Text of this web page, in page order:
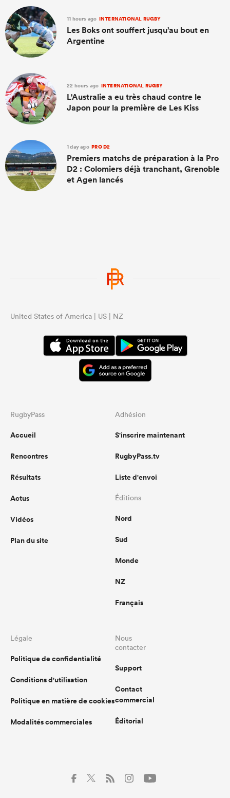
11 hours ago INTERNATIONAL RUGBY
Les Boks ont souffert jusqu’au bout en
Argentine
22 hours ago INTERNATIONAL RUGBY
L'Australie a eu très chaud contre le
Japon pour la première de Les Kiss
1 day ago PRO D2
Premiers matchs de préparation à la Pro
D2 : Colomiers déjà tranchant, Grenoble
et Agen lancés
United States of America | US | NZ
RugbyPass
Accueil
Rencontres
Résultats
Actus
Vidéos
Plan du site
Adhésion
S'inscrire maintenant
RugbyPass.tv
Liste d'envoi
Éditions
Nord
Sud
Monde
NZ
Français
Légale
Politique de confidentialité
Conditions d'utilisation
Politique en matière de cookies
Modalités commerciales
Nous
contacter
Support
Contact
commercial
Éditorial